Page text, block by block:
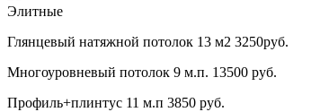
Элитные
Глянцевый натяжной потолок 13 м2 3250руб.
Многоуровневый потолок 9 м.п. 13500 руб.
Профиль+плинтус 11 м.п 3850 руб.